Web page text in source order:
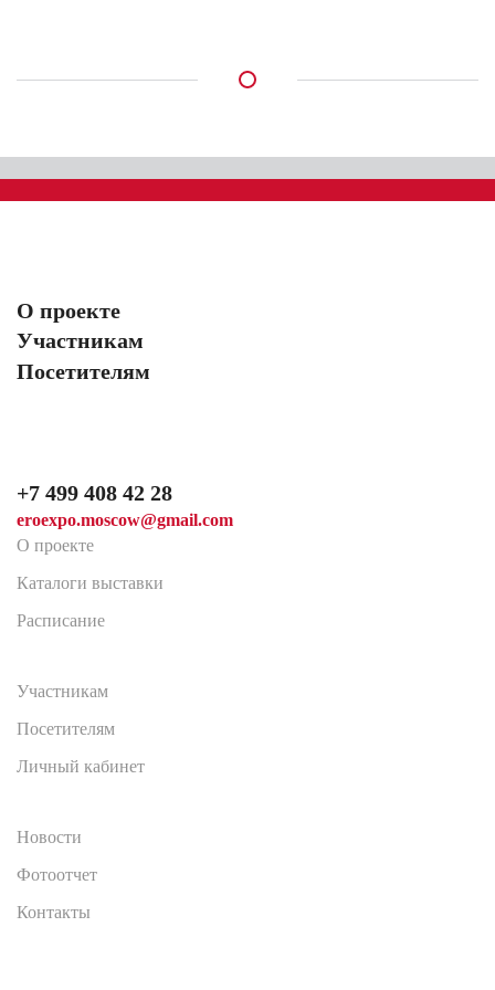
О проекте
Участникам
Посетителям
+7 499 408 42 28
eroexpo.moscow@gmail.com
О проекте
Каталоги выставки
Расписание
Участникам
Посетителям
Личный кабинет
Новости
Фотоотчет
Контакты